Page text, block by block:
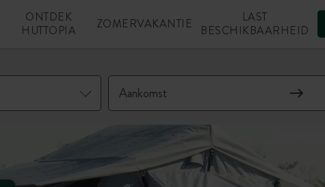
ONTDEK
HUTTOPIA
ZOMERVAKANTIE
LAST
BESCHIKBAARHEID